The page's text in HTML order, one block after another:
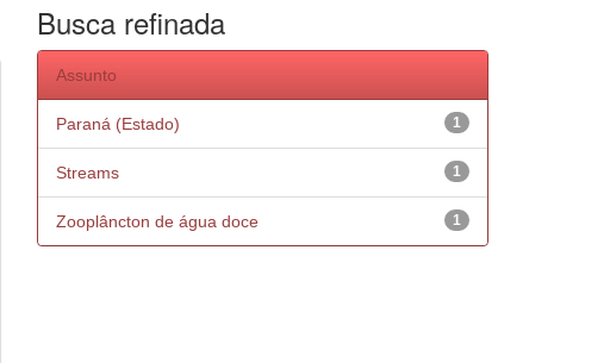
Busca refinada
Assunto
1
Paraná (Estado)
1
Streams
1
Zooplâncton de água doce